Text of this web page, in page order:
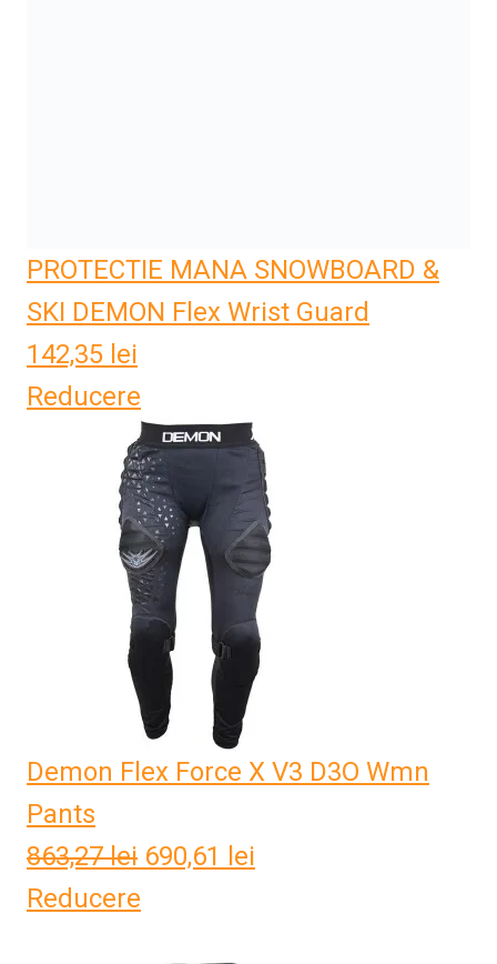
PROTECTIE MANA SNOWBOARD &
SKI DEMON Flex Wrist Guard
142,35 lei
Reducere
Demon Flex Force X V3 D3O Wmn
Pants
863,27lei Prețul
690,61 lei
Reducere